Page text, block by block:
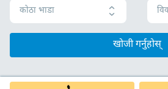
कोठा भाडा
खोजी गर्नुहोस्